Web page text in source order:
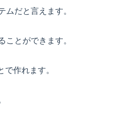
ムだと言えます。
ことができます。
作れます。